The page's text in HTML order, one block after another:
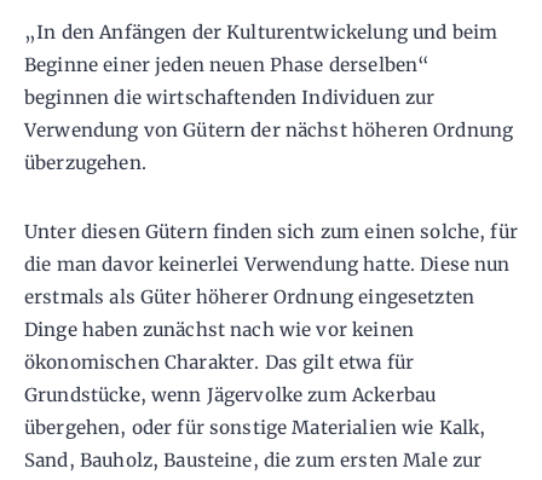
„In den Anfängen der Kulturentwickelung und beim
Beginne einer jeden neuen Phase derselben“
beginnen die wirtschaftenden Individuen zur
Verwendung von Gütern der nächst höheren Ordnung
überzugehen.
Unter diesen Gütern finden sich zum einen solche, für
die man davor keinerlei Verwendung hatte. Diese nun
erstmals als Güter höherer Ordnung eingesetzten
Dinge haben zunächst nach wie vor keinen
ökonomischen Charakter. Das gilt etwa für
Grundstücke, wenn Jägervolke zum Ackerbau
übergehen, oder für sonstige Materialien wie Kalk,
Sand, Bauholz, Bausteine, die zum ersten Male zur